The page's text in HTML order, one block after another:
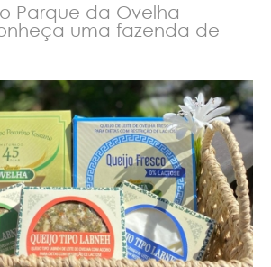
Parque da Ovelha
uma fazenda de